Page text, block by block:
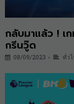
กลับมาแล้ว ! เ
กรีนวู๊ด
08/09/2023 • ทั่ว